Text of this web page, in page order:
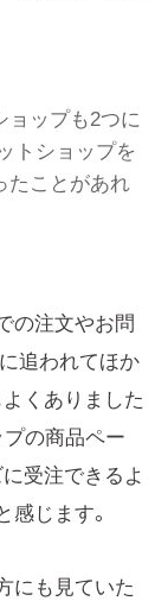
ョップも2つに
トショップを
たことがあれ
の注文やお問
追われてほか
くありました
プの商品ペー
受注できるよ
感じます。
にも見ていた